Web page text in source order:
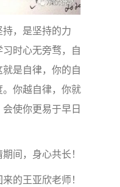
，是坚持的力
时心无旁骛，自
是自律，你的自
你越自律，你就
使你更易于早日
间，身心共长！
的王亚欣老师！